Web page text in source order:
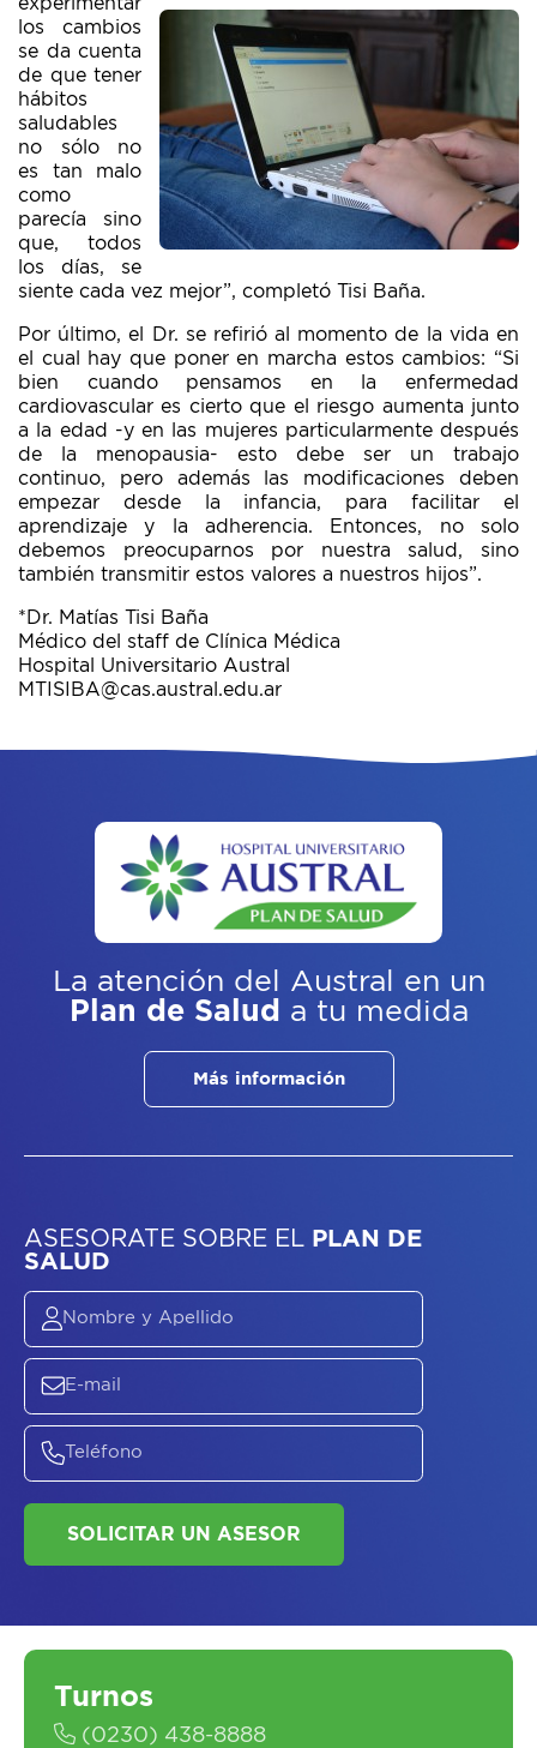
los cambios
se da cuenta
de que tener
hábitos
saludables
no sólo no
es tan malo
como
parecía sino
que, todos
los días, se
siente cada vez mejor”, completó Tisi Baña.
Por último, el Dr. se refirió al momento de la vida en
el cual hay que poner en marcha estos cambios: “Si
bien cuando pensamos en la enfermedad
cardiovascular es cierto que el riesgo aumenta junto
a la edad -y en las mujeres particularmente después
de la menopausia- esto debe ser un trabajo
continuo, pero además las modificaciones deben
empezar desde la infancia, para facilitar el
aprendizaje y la adherencia. Entonces, no solo
debemos preocuparnos por nuestra salud, sino
también transmitir estos valores a nuestros hijos”.
*Dr. Matías Tisi Baña
Médico del staff de Clínica Médica
Hospital Universitario Austral
MTISIBA@cas.austral.edu.ar
La atención del Austral
en un
Plan de Salud a tu medida
Más información
Turnos
(0230) 438-8888